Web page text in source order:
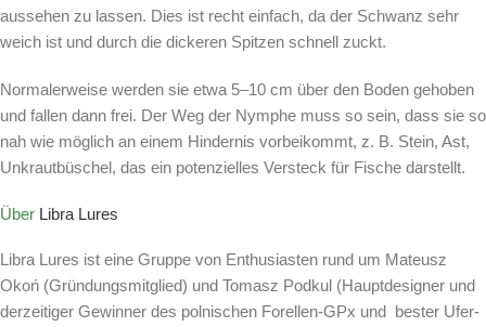
aussehen zu lassen. Dies ist recht einfach, da der Schwanz sehr
weich ist und durch die dickeren Spitzen schnell zuckt.
Normalerweise werden sie etwa 5–10 cm über den Boden gehoben
und fallen dann frei. Der Weg der Nymphe muss so sein, dass sie so
nah wie möglich an einem Hindernis vorbeikommt, z. B. Stein, Ast,
Unkrautbüschel, das ein potenzielles Versteck für Fische darstellt.
Über Libra Lures
Libra Lures ist eine Gruppe von Enthusiasten rund um Mateusz
Okoń (Gründungsmitglied) und Tomasz Podkul (Hauptdesigner und
derzeitiger Gewinner des polnischen Forellen-GPx und bester Ufer-